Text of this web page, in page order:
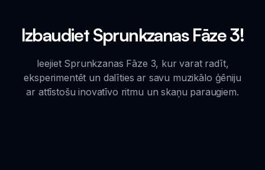
Izbaudiet Sprunkzanas Fāze 3!
Ieejiet Sprunkzanas Fāze 3, kur varat radīt,
eksperimentēt un dalīties ar savu muzikālo ģēniju
ar attīstošu inovatīvo ritmu un skaņu paraugiem.